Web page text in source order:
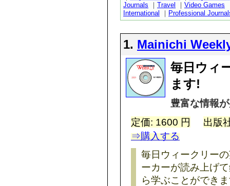
Journals ｜ Travel ｜ Video Games
International
｜ Professional
1. Mainichi
毎日ウィ
ます!
豊富な情報
定価: 1600 円
出版
⇒購入する
毎日ウィークリー
ーカーが読み上げ
ら学ぶことができ